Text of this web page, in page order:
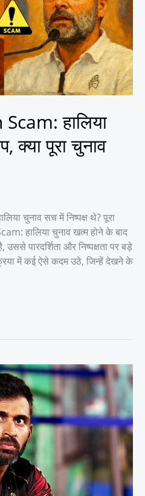
हालिया
क्या पूरा चुनाव
चुनाव सच में निष्पक्ष थे? पूरा
हालिया चुनाव खत्म होने के बाद
पारदर्शिता और निष्पक्षता पर बड़े
में कई ऐसे कदम उठे, जिन्हें देखने के